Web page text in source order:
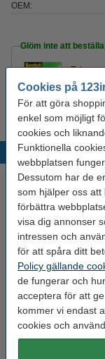
Cookies på
För att göra
enkel som möjligt
cookies och
Funktionella
webbplatsen
Dessutom har de
som hjälper oss att
förbättra
visa dig annonser
intressen och
för att spåra ditt
Policy gällande
de fungerar och
acceptera för att
kommer vi endast
cookies och
OEM:
Glöm inte att
Tejp
Magic
80 kr
Bläckpenna |
50st